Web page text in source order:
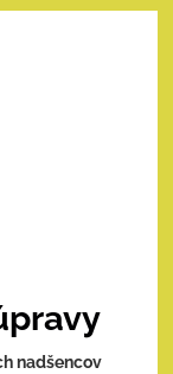
nadšencov